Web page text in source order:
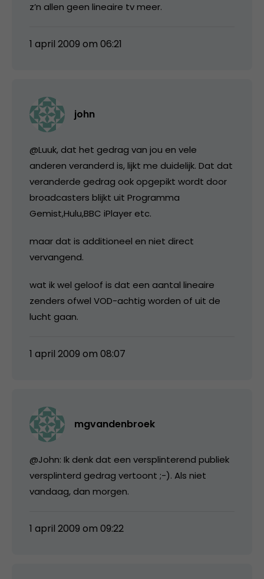
z’n allen geen lineaire tv meer.
1 april 2009 om 06:21
john
@Luuk, dat het gedrag van jou en vele
anderen veranderd is, lijkt me duidelijk. Dat dat
veranderde gedrag ook opgepikt wordt door
broadcasters blijkt uit Programma
Gemist,Hulu,BBC iPlayer etc.
maar dat is additioneel en niet direct
vervangend.
wat ik wel geloof is dat een aantal lineaire
zenders ofwel VOD-achtig worden of uit de
lucht gaan.
1 april 2009 om 08:07
mgvandenbroek
@John: Ik denk dat een versplinterend publiek
versplinterd gedrag vertoont ;-). Als niet
vandaag, dan morgen.
1 april 2009 om 09:22